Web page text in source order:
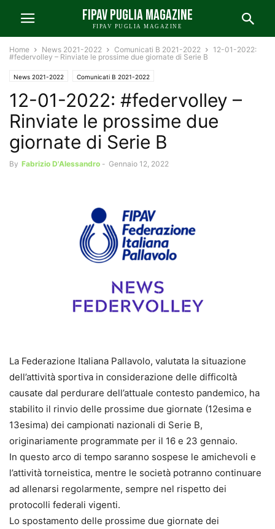
FIPAV PUGLIA MAGAZINE
FIPAV PUGLIA MAGAZINE
Home News 2021-2022 Comunicati B 2021-2022
12-01-2022:
#federvolley – Rinviate le prossime due giornate di Serie B
News 2021-2022 Comunicati B 2021-2022
Nazionali e Internazionali 2021-2022
12-01-2022: #federvolley –
Rinviate le prossime due
giornate di Serie B
By Fabrizio D'Alessandro - Gennaio 12, 2022
La Federazione Italiana Pallavolo, valutata la situazione
dell’attività sportiva in considerazione delle difficoltà
causate dal perdurare dell’attuale contesto pandemico, ha
stabilito il rinvio delle prossime due giornate (12esima e
13esima) dei campionati nazionali di Serie B,
originariamente programmate per il 16 e 23 gennaio.
In questo arco di tempo saranno sospese le amichevoli e
l’attività torneistica, mentre le società potranno continuare
ad allenarsi regolarmente, sempre nel rispetto dei
protocolli federali vigenti.
Lo spostamento delle prossime due giornate dei